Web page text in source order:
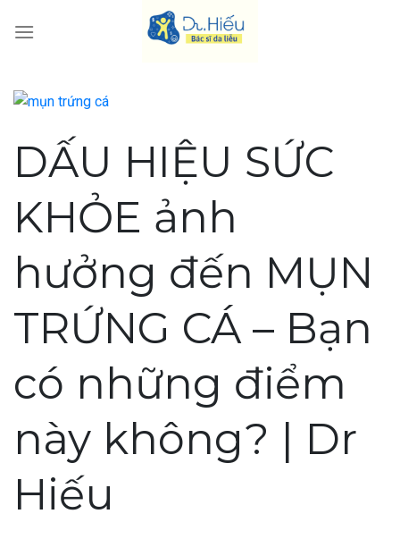
DẤU HIỆU SỨC
KHỎE ảnh
hưởng đến MỤN
TRỨNG CÁ – Bạn
có những điểm
này không? | Dr
Hiếu